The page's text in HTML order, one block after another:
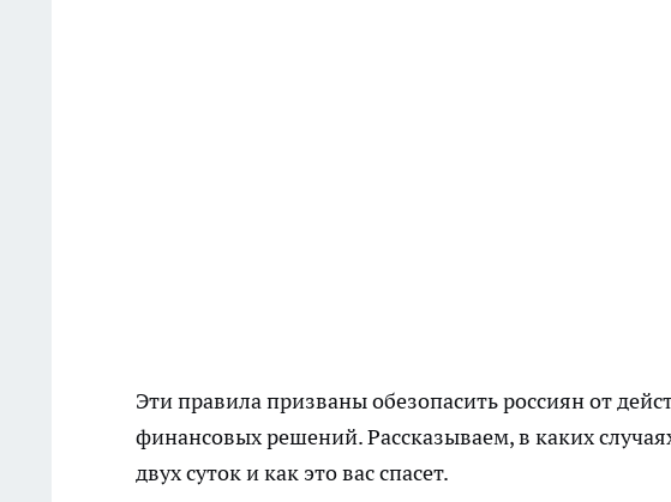
Эти правила призваны обезопасить россиян от
финансовых решений. Рассказываем, в каких
двух суток и как это вас спасет.